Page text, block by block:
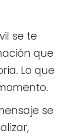
se te
que
Lo que
se